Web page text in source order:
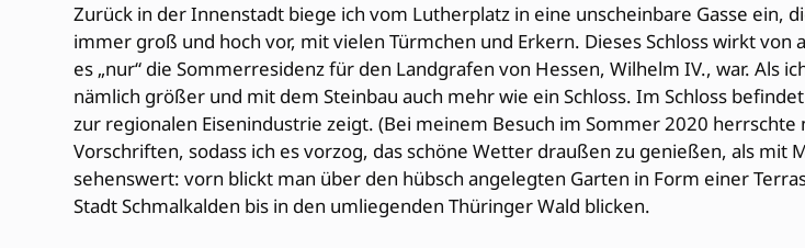
Zurück in der Innenstadt biege ich vom Lutherplatz in eine unscheinbare Gasse ein,
immer groß und hoch vor, mit vielen Türmchen und Erkern. Dieses Schloss wirkt
es „nur“ die Sommerresidenz für den Landgrafen von Hessen, Wilhelm IV., war. Als
nämlich größer und mit dem Steinbau auch mehr wie ein Schloss. Im Schloss
zur regionalen Eisenindustrie zeigt. (Bei meinem Besuch im Sommer 2020
Vorschriften, sodass ich es vorzog, das schöne Wetter draußen zu genießen, als mit
sehenswert: vorn blickt man über den hübsch angelegten Garten in Form einer
Stadt Schmalkalden bis in den umliegenden Thüringer Wald blicken.